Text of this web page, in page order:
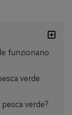
funzionano
verde
verde?